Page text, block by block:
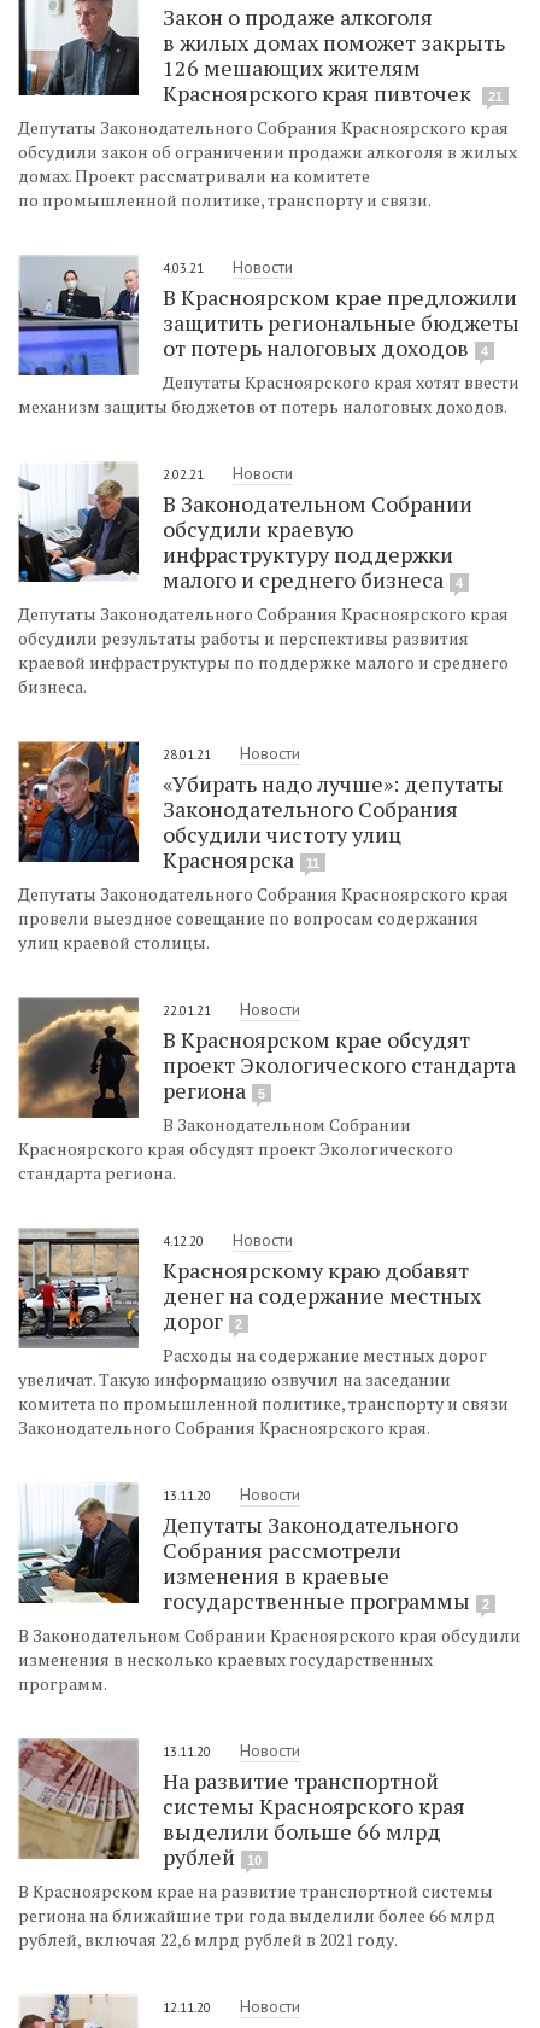
Закон о продаже алкоголя
в жилых домах поможет закрыть
126 мешающих жителям
Красноярского края пивточек
21
Депутаты Законодательного Собрания Красноярского края
обсудили закон об ограничении продажи алкоголя в жилых
домах. Проект рассматривали на комитете
по промышленной политике, транспорту и связи.
4.03.21 Новости
В Красноярском крае предложили
защитить региональные бюджеты
от потерь налоговых доходов
4
Депутаты Красноярского края хотят ввести
механизм защиты бюджетов от потерь налоговых доходов.
2.02.21 Новости
В Законодательном Собрании
обсудили краевую
инфраструктуру поддержки
малого и среднего бизнеса
4
Депутаты Законодательного Собрания Красноярского края
обсудили результаты работы и перспективы развития
краевой инфраструктуры по поддержке малого и среднего
бизнеса.
28.01.21 Новости
«Убирать надо лучше»: депутаты
Законодательного Собрания
обсудили чистоту улиц
Красноярска
11
Депутаты Законодательного Собрания Красноярского края
провели выездное совещание по вопросам содержания
улиц краевой столицы.
22.01.21 Новости
В Красноярском крае обсудят
проект Экологического стандарта
региона
5
В Законодательном Собрании
Красноярского края обсудят проект Экологического
стандарта региона.
4.12.20 Новости
Красноярскому краю добавят
денег на содержание местных
дорог
2
Расходы на содержание местных дорог
увеличат. Такую информацию озвучил на заседании
комитета по промышленной политике, транспорту и связи
Законодательного Собрания Красноярского края.
13.11.20 Новости
Депутаты Законодательного
Собрания рассмотрели
изменения в краевые
государственные программы
2
В Законодательном Собрании Красноярского края обсудили
изменения в несколько краевых государственных
программ.
13.11.20 Новости
На развитие транспортной
системы Красноярского края
выделили больше 66 млрд
рублей
10
В Красноярском крае на развитие транспортной системы
региона на ближайшие три года выделили более 66 млрд
рублей, включая 22,6 млрд рублей в 2021 году.
12.11.20 Новости